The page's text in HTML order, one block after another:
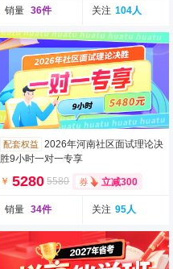
销量 36件 关注 104人
配套权益
2026年河南社区面试理论决
胜9小时一对一专享
￥ 5280 5580 立减300
销量 34件 关注 95人